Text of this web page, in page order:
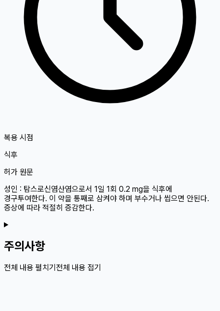
복용 시점
식후
허가 원문
성인 : 탐스로신염산염으로서 1일 1회 0.2 mg을 식후에
경구투여한다. 이 약을 통째로 삼켜야 하며 부수거나 씹으면 안된다.
증상에 따라 적절히 증감한다.
주의사항
전체 내용 펼치기 전체 내용 접기